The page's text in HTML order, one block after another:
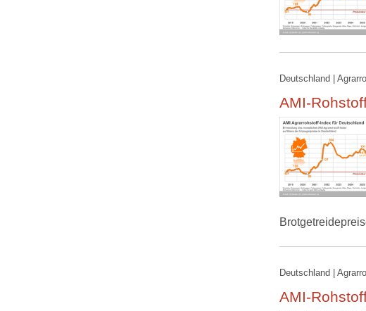
Deutschland |
AMI-
Deutschland |
AMI-